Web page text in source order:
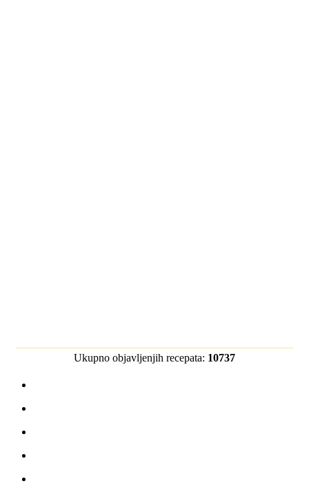
Ukupno objavljenjih recepata: 10737